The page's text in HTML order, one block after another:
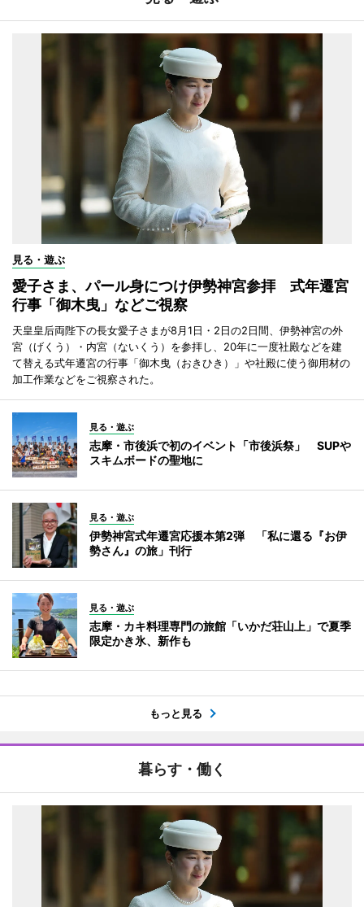
見る・遊ぶ
愛子さま、パール身につけ伊勢神宮参拝 式年遷宮
行事「御木曳」などご視察
天皇皇后両陛下の長女愛子さまが8月1日・2日の2日間、伊勢神宮の外
宮（げくう）・内宮（ないくう）を参拝し、20年に一度社殿などを建
て替える式年遷宮の行事「御木曳（おきひき）」や社殿に使う御用材の
加工作業などをご視察された。
見る・遊ぶ
志摩・市後浜で初のイベント「市後浜祭」 SUPや
スキムボードの聖地に
見る・遊ぶ
伊勢神宮式年遷宮応援本第2弾 「私に還る『お伊
勢さん』の旅」刊行
見る・遊ぶ
志摩・カキ料理専門の旅館「いかだ荘山上」で夏季
限定かき氷、新作も
もっと見る
暮らす・働く